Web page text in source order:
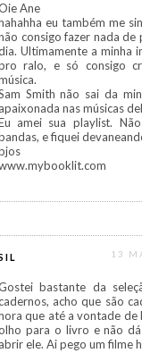
Ane
eu também me
consigo fazer nada
Ultimamente a minha
ralo, e só consigo
Smith não sai da
apaixonada nas músicas
amei sua playlist.
e fiquei
13
bastante da
acho que são
que até a vontade de
para o livro e não
abrir ele. Ai pego um filme